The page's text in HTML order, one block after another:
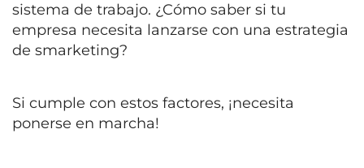
sistema de trabajo. ¿Cómo saber si tu
empresa necesita lanzarse con una estrategia
de smarketing?
Si cumple con estos factores, ¡necesita
ponerse en marcha!